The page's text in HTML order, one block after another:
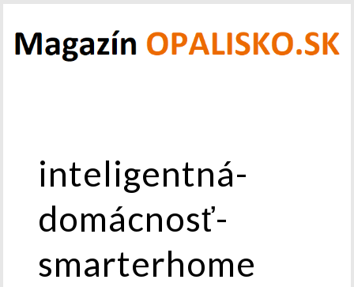
inteligentná-
domácnosť-
smarterhome